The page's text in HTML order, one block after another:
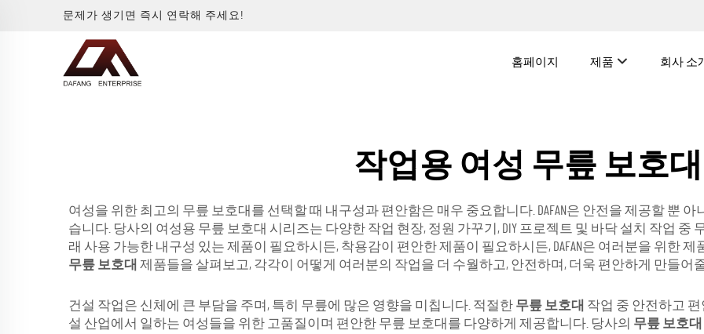
문제가 생기면 즉시 연락해 주세요!
홈페이지 제품 회사 소
작업용 여성 무릎 보호대
여성을 위한 최고의 무릎 보호대를 선택할 때 내구성과 편안함은 매우 중요합니다. DAFAN은 안전을 제공할 뿐
습니다. 당사의 여성용 무릎 보호대 시리즈는 다양한 작업 현장, 정원 가꾸기, DIY 프로젝트 및 바닥 설치 작업
래 사용 가능한 내구성 있는 제품이 필요하시든, 착용감이 편안한 제품이 필요하시든, DAFAN은 여러분을 위한
무릎 보호대 제품들을 살펴보고, 각각이 어떻게 여러분의 작업을 더 수월하고, 안전하며, 더욱 편안하게 만들어
건설 작업은 신체에 큰 부담을 주며, 특히 무릎에 많은 영향을 미칩니다. 적절한 무릎 보호대 작업 중 안전하고 편
설 산업에서 일하는 여성들을 위한 고품질이며 편안한 무릎 보호대를 다양하게 제공합니다. 당사의 무릎 보호대